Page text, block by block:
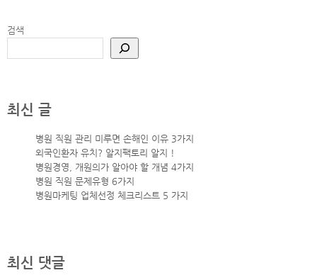
검색
최신 글
병원 직원 관리 미루면 손해인 이유 3가지
외국인환자 유치? 알지팩토리 알지 !
병원경영, 개원의가 알아야 할 개념 4가지
병원 직원 문제유형 6가지
병원마케팅 업체선정 체크리스트 5 가지
최신 댓글